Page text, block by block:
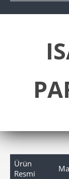
Hakkımızda
Ürün
Resmi